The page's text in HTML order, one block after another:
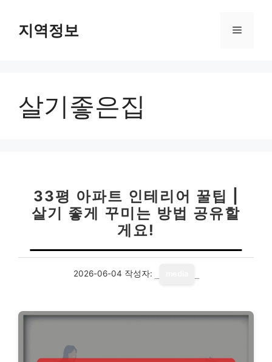
지역정보 메
살기좋은집
33평 아파트 인테리어 꿀팁 |
살기 좋게 꾸미는 방법 공유할
게요!
2026-06-04 작성자: